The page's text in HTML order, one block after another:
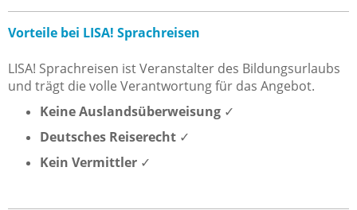
Vorteile bei LISA! Sprachreisen
LISA! Sprachreisen ist Veranstalter des Bildungsurlaubs
und trägt die volle Verantwortung für das Angebot.
Keine Auslandsüberweisung ✓
Deutsches Reiserecht ✓
Kein Vermittler ✓